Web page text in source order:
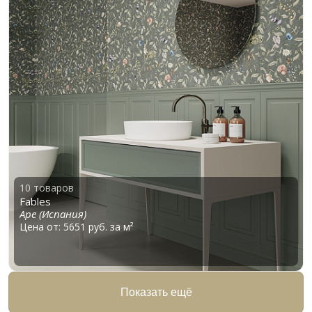
10 товаров
Fables
Ape (Испания)
Цена от: 5651 руб. за м²
Показать ещё